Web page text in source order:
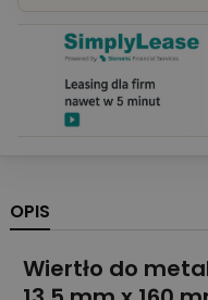
OPIS
Wiertło do